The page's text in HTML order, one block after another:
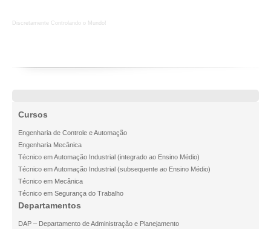
Discretamente Controlando o Mundo!
Cursos
Engenharia de Controle e Automação
Engenharia Mecânica
Técnico em Automação Industrial (integrado ao Ensino Médio)
Técnico em Automação Industrial (subsequente ao Ensino Médio)
Técnico em Mecânica
Técnico em Segurança do Trabalho
Departamentos
DAP – Departamento de Administração e Planejamento